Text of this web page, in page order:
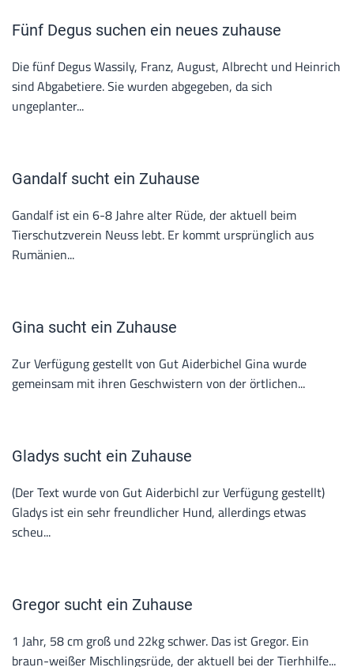
Fünf Degus suchen ein neues zuhause
Die fünf Degus Wassily, Franz, August, Albrecht und Heinrich
sind Abgabetiere. Sie wurden abgegeben, da sich
ungeplanter...
Gandalf sucht ein Zuhause
Gandalf ist ein 6-8 Jahre alter Rüde, der aktuell beim
Tierschutzverein Neuss lebt. Er kommt ursprünglich aus
Rumänien...
Gina sucht ein Zuhause
Zur Verfügung gestellt von Gut Aiderbichel Gina wurde
gemeinsam mit ihren Geschwistern von der örtlichen...
Gladys sucht ein Zuhause
(Der Text wurde von Gut Aiderbichl zur Verfügung gestellt)
Gladys ist ein sehr freundlicher Hund, allerdings etwas
scheu...
Gregor sucht ein Zuhause
1 Jahr, 58 cm groß und 22kg schwer. Das ist Gregor. Ein
braun-weißer Mischlingsrüde, der aktuell bei der Tierhhilfe...